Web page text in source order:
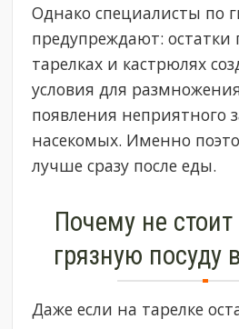
Однако специалисты по
предупреждают:
тарелках и кастрюлях
условия для
появления неприятного
насекомых. Именно
лучше сразу после еды.
Почему не
грязную посуду
Даже если на тарелке